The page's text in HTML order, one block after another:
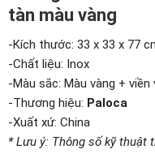
tàn màu vàng
-Kích thước: 33 x 33 x 77
-Chất liệu: Inox
-Màu sắc: Màu vàng + viền
-Thương hiệu: Paloca
-Xuất xứ: China
* Lưu ý: Thông số kỹ thuật